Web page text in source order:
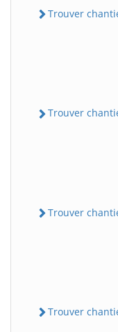
Trouver
Trouver
Trouver
Trouver